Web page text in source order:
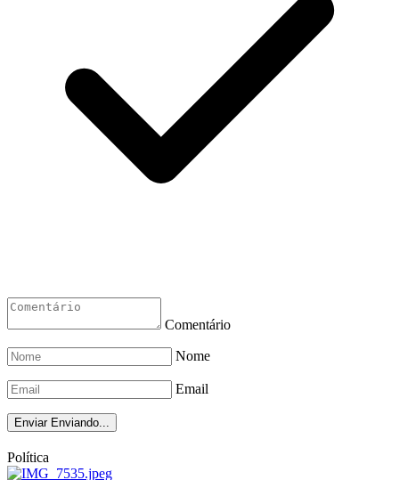
Comentário
Nome
Email
Enviar Enviando...
Política